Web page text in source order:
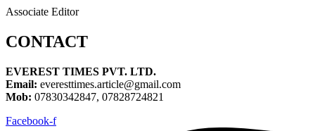
Associate Editor
CONTACT
EVEREST TIMES PVT. LTD.
Email: everesttimes.article@gmail.com
Mob: 07830342847, 07828724821
Facebook-f